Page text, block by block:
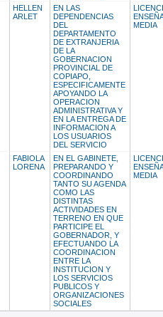
HELLEN
ARLET
EN LAS
DEPENDENCIAS
DEL
DEPARTAMENTO
DE EXTRANJERIA
DE LA
GOBERNACION
PROVINCIAL DE
COPIAPO,
ESPECIFICAMENTE
APOYANDO LA
OPERACION
ADMINISTRATIVA Y
EN LA ENTREGA DE
INFORMACION A
LOS USUARIOS
DEL SERVICIO
MEDIA
FABIOLA
LORENA
EN EL GABINETE,
PREPARANDO Y
COORDINANDO
TANTO SU AGENDA
COMO LAS
DISTINTAS
ACTIVIDADES EN
TERRENO EN QUE
PARTICIPE EL
GOBERNADOR, Y
EFECTUANDO LA
COORDINACION
ENTRE LA
INSTITUCION Y
LOS SERVICIOS
PUBLICOS Y
ORGANIZACIONES
SOCIALES
MEDIA